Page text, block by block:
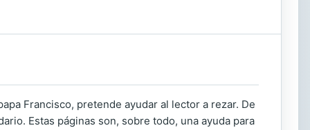
Francisco, pretende ayudar al lector a rezar. De
Estas páginas son, sobre todo, una ayuda para